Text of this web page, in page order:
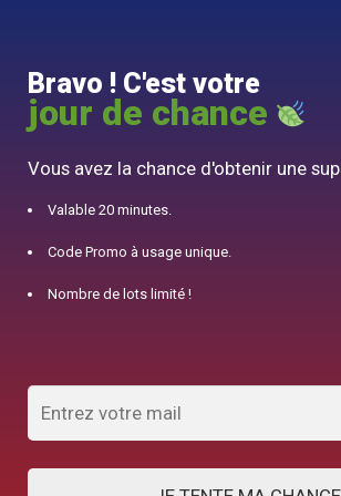
10% offert pour 50€ d’achats avec le
Bravo ! C'est votre
jour de chance
Vous avez la chance d'obtenir une
Valable 20 minutes.
Code Promo à usage unique.
Nombre de lots limité !